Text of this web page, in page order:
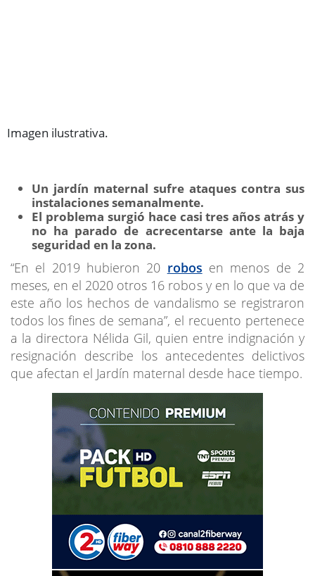
Imagen ilustrativa.
Un jardín maternal sufre ataques contra sus
instalaciones semanalmente.
El problema surgió hace casi tres años atrás y
no ha parado de acrecentarse ante la baja
seguridad en la zona.
“En el 2019 hubieron 20 robos en menos de 2
meses, en el 2020 otros 16 robos y en lo que va de
este año los hechos de vandalismo se registraron
todos los fines de semana”, el recuento pertenece
a la directora Nélida Gil, quien entre indignación y
resignación describe los antecedentes delictivos
que afectan el Jardín maternal desde hace tiempo.